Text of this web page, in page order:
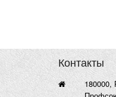
Контакты
180000,